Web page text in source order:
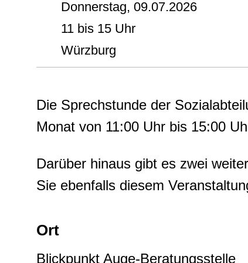
Donnerstag, 09.07.2026
11 bis 15 Uhr
Würzburg
Die Sprechstunde der
Monat von 11:00 Uhr bis 15:00
Darüber hinaus gibt es zwei
Sie ebenfalls diesem
Ort
Blickpunkt Auge-Beratungsstelle